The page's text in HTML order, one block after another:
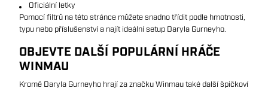
Oficiální letky
Pomocí filtrů na této stránce můžete snadno třídit podle hmotnosti,
typu nebo příslušenství a najít ideální setup Daryla Gurneyho.
OBJEVTE DALŠÍ POPULÁRNÍ HRÁČE
WINMAU
Kromě Daryla Gurneyho hrají za značku Winmau také další špičkoví